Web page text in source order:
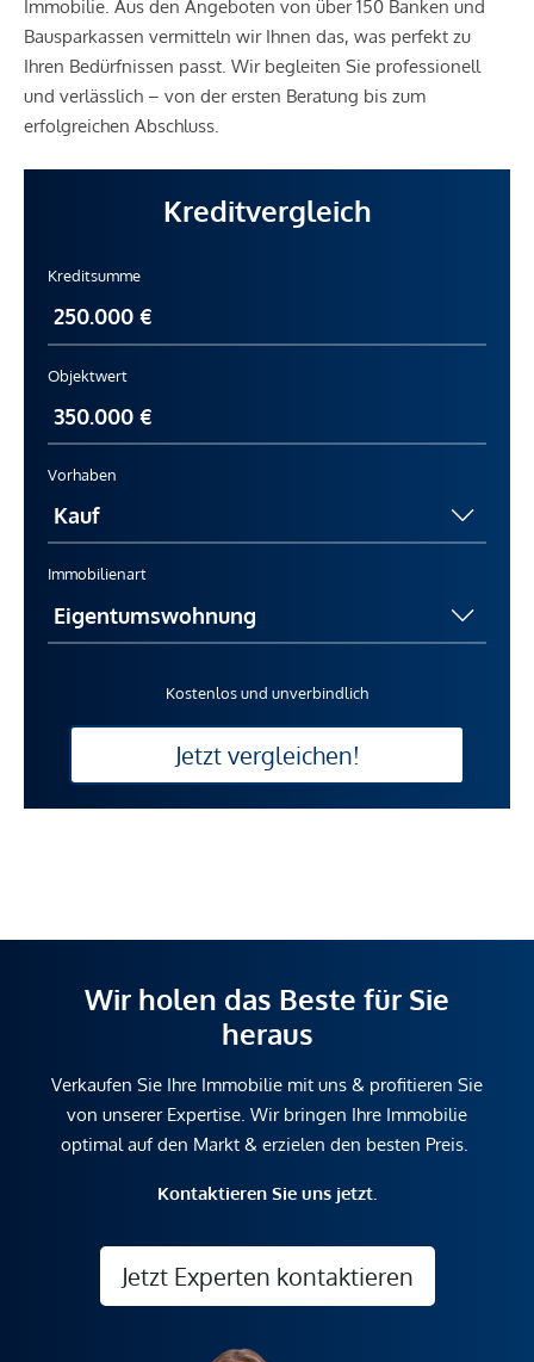
Immobilie. Aus den Angeboten von über 150 Banken und
Bausparkassen vermitteln wir Ihnen das, was perfekt zu
Ihren Bedürfnissen passt. Wir begleiten Sie professionell
und verlässlich – von der ersten Beratung bis zum
erfolgreichen Abschluss.
Kreditvergleich
Kreditsumme
Objektwert
Vorhaben
Immobilienart
Kostenlos und unverbindlich
Jetzt vergleichen!
Wir holen das Beste für Sie
heraus
Verkaufen Sie Ihre Immobilie mit uns & profitieren Sie
von unserer Expertise. Wir bringen Ihre Immobilie
optimal auf den Markt & erzielen den besten Preis.
Kontaktieren Sie uns jetzt.
Jetzt Experten kontaktieren